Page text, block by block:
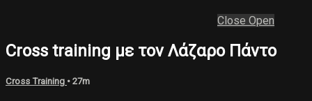
Close Open
Cross training με τον Λάζαρο Πάντο
Cross Training • 27m